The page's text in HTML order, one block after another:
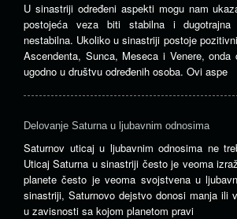
U sinastriji određeni aspekti mogu nam
postojeća veza biti stabilna i
nestabilna. Ukoliko u sinastriji postoje
Ascendenta, Sunca, Meseca i Venere,
ugodno u društvu određenih osoba. Ovi aspe
Delovanje Saturna u ljubavnim odnosima
Saturnov uticaj u ljubavnim odnosima ne
Uticaj Saturna u sinastriji često je veoma
planete često je veoma svojstvena u
sinastriji, Saturnovo dejstvo donosi manja ili
u zavisnosti sa kojom planetom pravi